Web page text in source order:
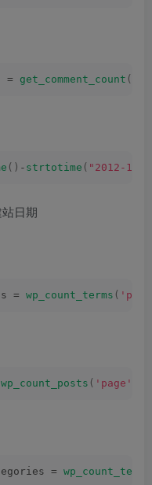
= get_comment_count ()
() - strtotime ( "2012-11-
日期
= wp_count_terms (
wp_count_posts ( 'page'
= wp_count_terms